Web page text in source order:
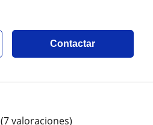
Contactar
(7 valoraciones)